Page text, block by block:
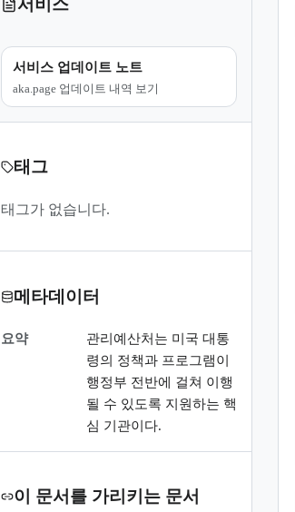
서비스
서비스 업데이트 노트
aka.page 업데이트 내역 보기
태그
태그가 없습니다.
메타데이터
요약
관리예산처는 미국 대통
령의 정책과 프로그램이
행정부 전반에 걸쳐 이행
될 수 있도록 지원하는 핵
심 기관이다.
이 문서를 가리키는 문서